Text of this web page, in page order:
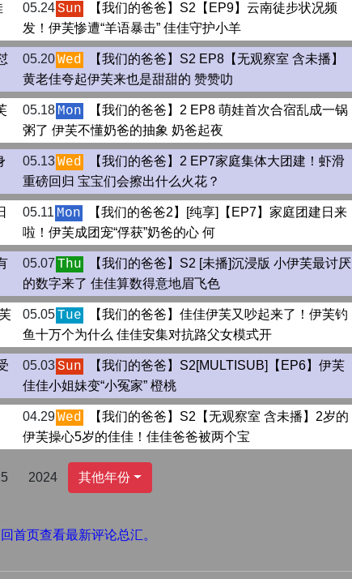
05.24Sun
【我们的爸爸】S2【EP9】云南徒步状况频
发！伊芙惨遭“羊语暴击” 佳佳守护小羊
05.20Wed
【我们的爸爸】S2 EP8【无观察室 含未播】
黄老佳夸起伊芙来也是甜甜的 赞赞叻
05.18 Mon
【我们的爸爸】2 EP8 萌娃首次合宿乱成一锅
粥了 伊芙不懂奶爸的抽象 奶爸起夜
05.13Wed
【我们的爸爸】2 EP7家庭集体大团建！虾滑
重磅回归 宝宝们会擦出什么火花？
05.11 Mon
【我们的爸爸2】[纯享]【EP7】家庭团建日来
啦！伊芙成团宠“俘获”奶爸的心 何
05.07 Thu
【我们的爸爸】S2 [未播]沉浸版 小伊芙最讨厌
的数字来了 佳佳算数得意地眉飞色
05.05 Tue
【我们的爸爸】佳佳伊芙又吵起来了！伊芙钓
鱼十万个为什么 佳佳安集对抗路父女模式开
05.03Sun
【我们的爸爸】S2[MULTISUB]【EP6】伊芙
佳佳小姐妹变“小冤家” 橙桃
04.29Wed
【我们的爸爸】S2【无观察室 含未播】2岁的
伊芙操心5岁的佳佳！佳佳爸爸被两个宝
2024 其他年份
首页查看最新评论总汇。